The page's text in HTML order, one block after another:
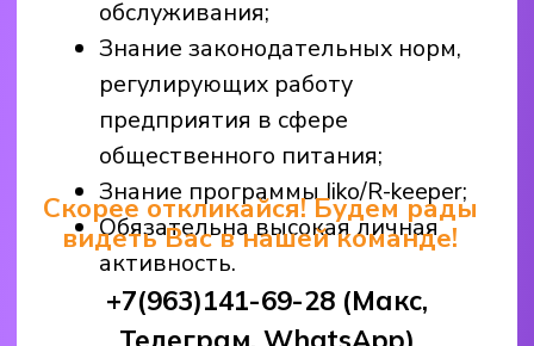
Проводить инструктаж
на детских аттракционах.
Общение с детьми, создание
дружественной обстановки.
Следить за общим порядком
на площадке.
З/п от 25.000 руб;
Работа в динамичной компании,
Мы предлагаем:
Чем предстоит заниматься: